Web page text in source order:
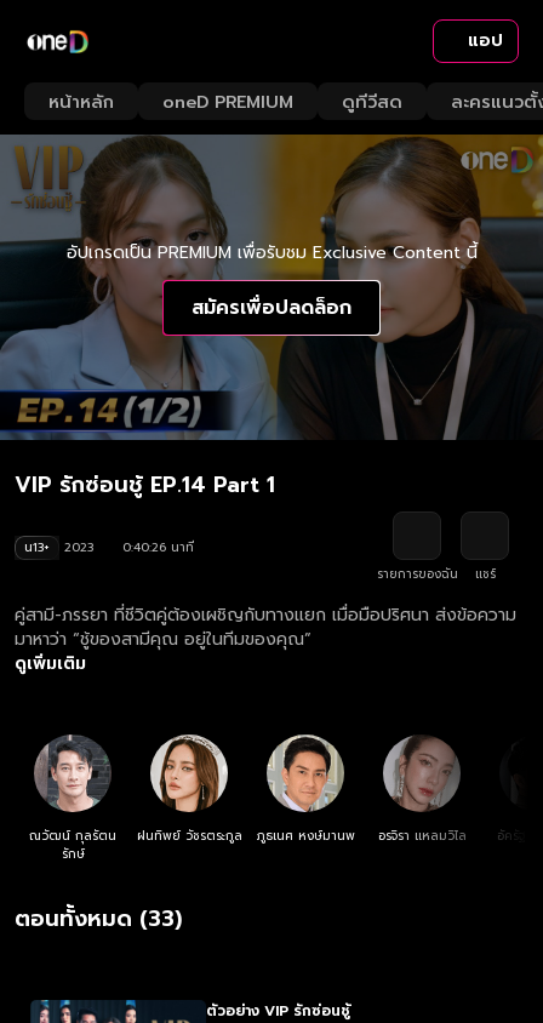
แอป
หน้าหลัก oneD PREMIUM ดูทีวีสด ละครแนวตั้
อัปเกรดเป็น PREMIUM เพื่อรับชม Exclusive Content นี้
สมัครเพื่อปลดล็อก
VIP รักซ่อนชู้ EP.14 Part 1
น13+ 2023
0:40:26 นาที
รายการของฉัน
แชร์
คู่สามี-ภรรยา ที่ชีวิตคู่ต้องเผชิญกับทางแยก เมื่อมือปริศนา ส่งข้อความ
มาหาว่า “ชู้ของสามีคุณ อยู่ในทีมของคุณ”
ดูเพิ่มเติม
ณวัฒน์ กุลรัตน
รักษ์
ฝนทิพย์ วัชรตระกูล ภูธเนศ หงษ์มานพ อรจิรา แหลมวิไล อัครัฐ
ตอนทั้งหมด (33)
ตัวอย่าง VIP รักซ่อนชู้